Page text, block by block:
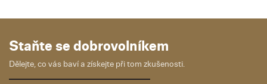
Staňte se dobrovolníkem
Dělejte, co vás baví a získejte při tom zkušenosti.